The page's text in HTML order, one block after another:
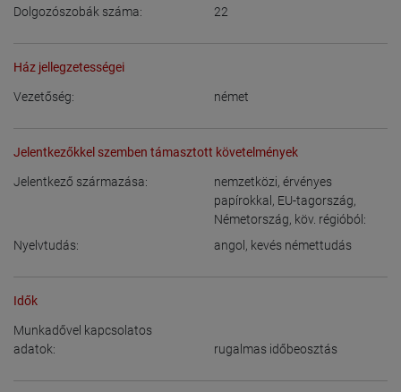
Dolgozószobák száma: 22
Ház jellegzetességei
Vezetőség: német
Jelentkezőkkel szemben támasztott követelmények
Jelentkező származása:
nemzetközi, érvényes
papírokkal , EU-tagország,
Németország, köv. régióból:
Nyelvtudás:
angol , kevés némettudás
Idők
Munkadővel kapcsolatos
adatok:
rugalmas időbeosztás